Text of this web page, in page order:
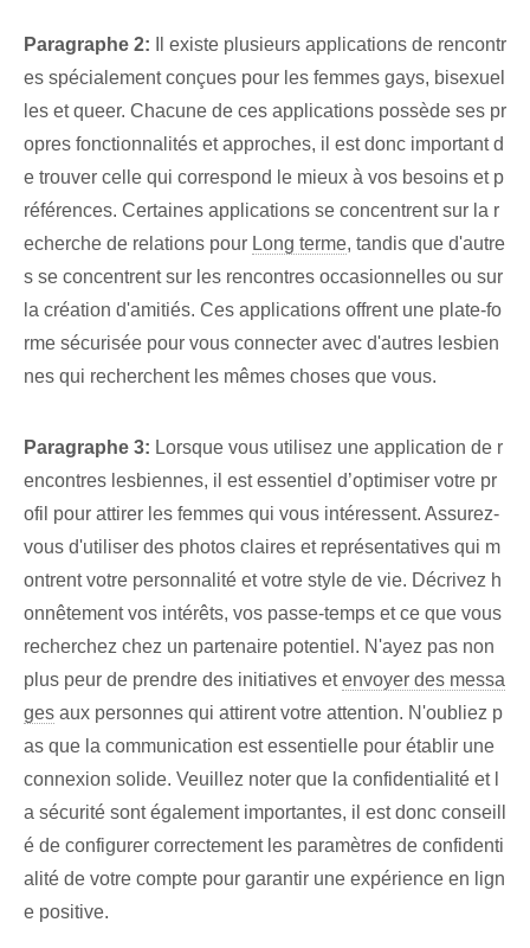
Paragraphe 2: Il existe plusieurs applications de rencontr
es spécialement conçues pour les femmes gays, bisexuel
les et queer. Chacune de ces applications possède ses pr
opres fonctionnalités et approches, il est donc important d
e trouver celle qui correspond le mieux à vos besoins et p
références. Certaines applications ‌se concentrent sur la r
echerche de relations⁤ pour Long terme, tandis que d'autre
s se concentrent sur les rencontres occasionnelles ou sur
la création d'amitiés. Ces applications offrent une plate-fo
rme sécurisée pour vous connecter avec d'autres lesbien
nes qui recherchent les mêmes choses que vous.
Paragraphe 3: Lorsque vous utilisez une application de r
encontres lesbiennes, il est essentiel d’optimiser votre pr
ofil pour attirer les femmes qui vous intéressent. Assurez-
vous d'utiliser des photos claires et représentatives qui m
ontrent votre personnalité et votre style de vie. Décrivez h
onnêtement vos intérêts, vos passe-temps et ce que vous
recherchez chez un partenaire potentiel. N'ayez pas non
plus peur de prendre des initiatives etenvoyer des messa
ges aux personnes qui attirent votre attention. N'oubliez p
as que la communication est essentielle pour établir une
connexion solide. Veuillez noter que la confidentialité et l
a sécurité sont également importantes, il est donc conseill
é de configurer correctement les paramètres de confidenti
alité de votre compte pour garantir une expérience en lign
e positive.